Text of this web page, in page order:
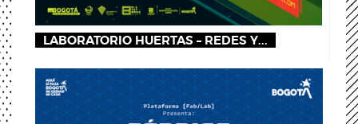
LABORATORIO HUERTAS – REDES Y...